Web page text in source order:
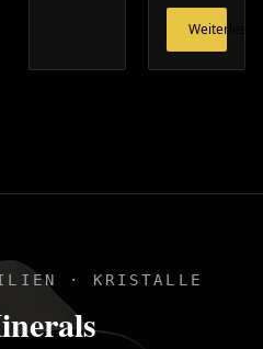
Weiterlesen
· KRISTALLE